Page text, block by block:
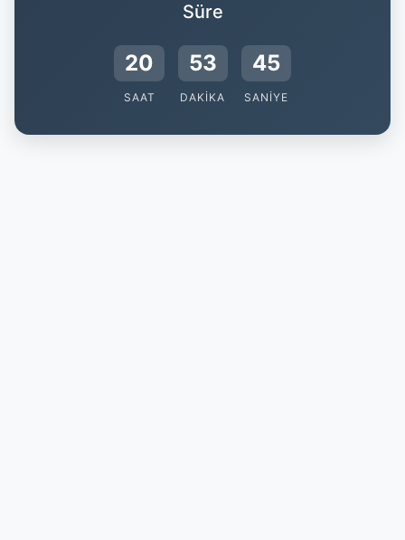
Süre
20
SAAT
53
DAKIKA
44
SANIYE